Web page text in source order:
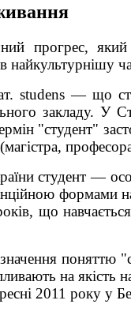
прогрес,
найкультурнішу
studens — що
закладу. У
"студент"
студент —
формами
що
поняттю
на
2011 року у